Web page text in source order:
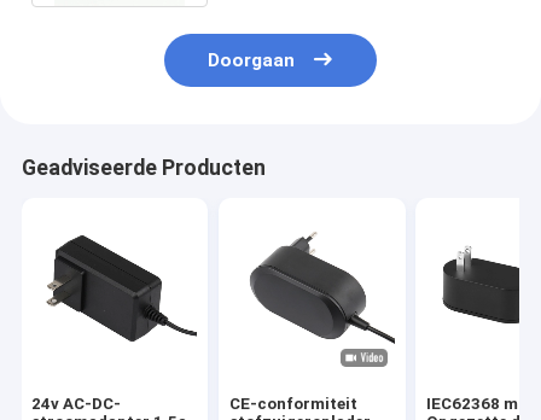
Doorgaan
Geadviseerde Producten
24v AC-DC-
CE-conformiteit
IEC62368